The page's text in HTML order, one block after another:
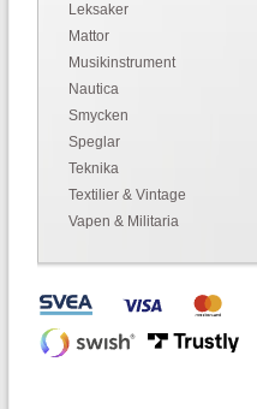
Leksaker
Mattor
Musikinstrument
Nautica
Smycken
Speglar
Teknika
Textilier & Vintage
Vapen & Militaria